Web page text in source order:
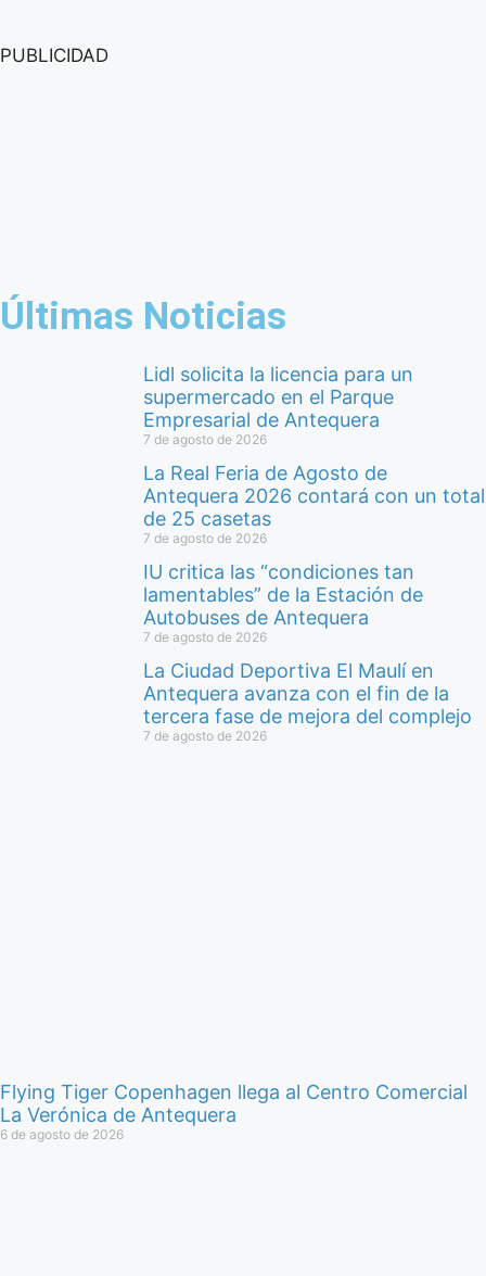
PUBLICIDAD
Últimas Noticias
Lidl solicita la licencia para un
supermercado en el Parque
Empresarial de Antequera
7 de agosto de 2026
La Real Feria de Agosto de
Antequera 2026 contará con un total
de 25 casetas
7 de agosto de 2026
IU critica las “condiciones tan
lamentables” de la Estación de
Autobuses de Antequera
7 de agosto de 2026
La Ciudad Deportiva El Maulí en
Antequera avanza con el fin de la
tercera fase de mejora del complejo
7 de agosto de 2026
Flying Tiger Copenhagen llega al Centro Comercial
La Verónica de Antequera
6 de agosto de 2026